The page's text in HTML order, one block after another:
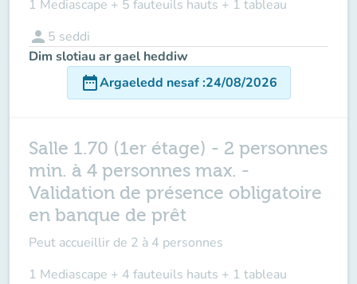
1 Mediascape + 5 fauteuils hauts + 1 tableau
person 5 seddi
Dim slotiau ar gael heddiw
date_rangeArgaeledd nesaf:24/08/2026
Salle 1.70 (1er étage) - 2 personnes
min. à 4 personnes max. -
Validation de présence obligatoire
en banque de prêt
Peut accueillir de 2 à 4 personnes
1 Mediascape + 4 fauteuils hauts + 1 tableau